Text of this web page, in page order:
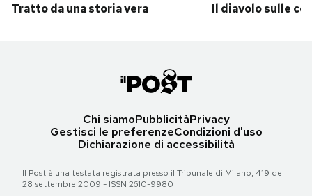
Tratto da una storia vera Il diavolo sulle
Chi siamoPubblicitàPrivacy
Gestisci le preferenzeCondizioni d'uso
Dichiarazione di accessibilità
Il Post è una testata registrata presso il Tribunale di Milano, 419 del
28 settembre 2009 - ISSN 2610-9980